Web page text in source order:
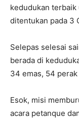
kedudukan terbaik
ditentukan pada 3
Selepas selesai
berada di
34 emas, 54
Esok, misi
acara petanque